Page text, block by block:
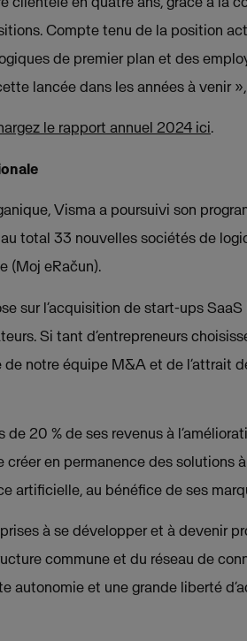
Compte tenu de la position
de premier plan et des
lancée dans les années à venir
le rapport annuel 2024 ici.
Visma a poursuivi son
total 33 nouvelles sociétés de
(Moj eRačun).
sur l’acquisition de start-ups
Si tant d’entrepreneurs
de notre équipe M&A et de l’attrait
20 % de ses revenus à
en permanence des solutions
artificielle, au bénéfice de ses
à se développer et à devenir
commune et du réseau de
autonomie et une grande liberté